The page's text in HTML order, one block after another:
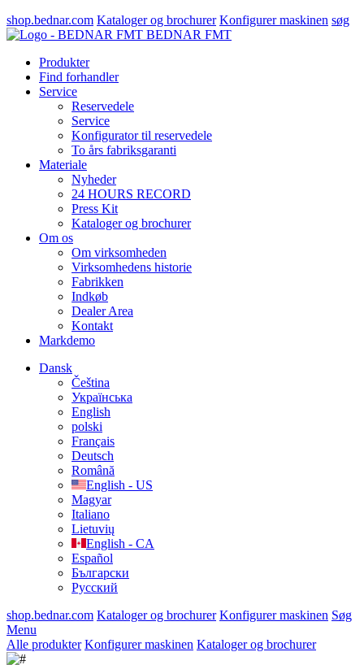
shop.bednar.com Kataloger og brochurer Konfigurer maskinen søg
BEDNAR FMT
Produkter
Find forhandler
Service
Reservedele
Service
Konfigurator til reservedele
To års fabriksgaranti
Materiale
Nyheder
24 HOURS RECORD
Press Kit
Kataloger og brochurer
Om os
Om virksomheden
Virksomhedens historie
Fabrikken
Indkøb
Dealer Area
Kontakt
Markdemo
Dansk
Čeština
Українська
English
polski
Français
Deutsch
Română
English - US
Magyar
Italiano
Lietuvių
English - CA
Español
Български
Русский
shop.bednar.com Kataloger og brochurer Konfigurer maskinen Søg
Menu
Alle produkter Konfigurer maskinen Kataloger og brochurer